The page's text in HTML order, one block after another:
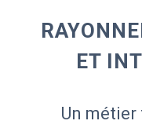
ET
Un métier